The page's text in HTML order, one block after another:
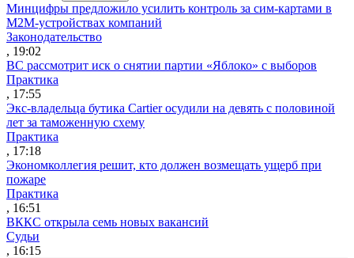
Минцифры предложило усилить контроль за сим-картами в
M2M-устройствах компаний
Законодательство
, 19:02
ВС рассмотрит иск о снятии партии «Яблоко» с выборов
Практика
, 17:55
Экс-владельца бутика Cartier осудили на девять с половиной
лет за таможенную схему
Практика
, 17:18
Экономколлегия решит, кто должен возмещать ущерб при
пожаре
Практика
, 16:51
ВККС открыла семь новых вакансий
Судьи
, 16:15